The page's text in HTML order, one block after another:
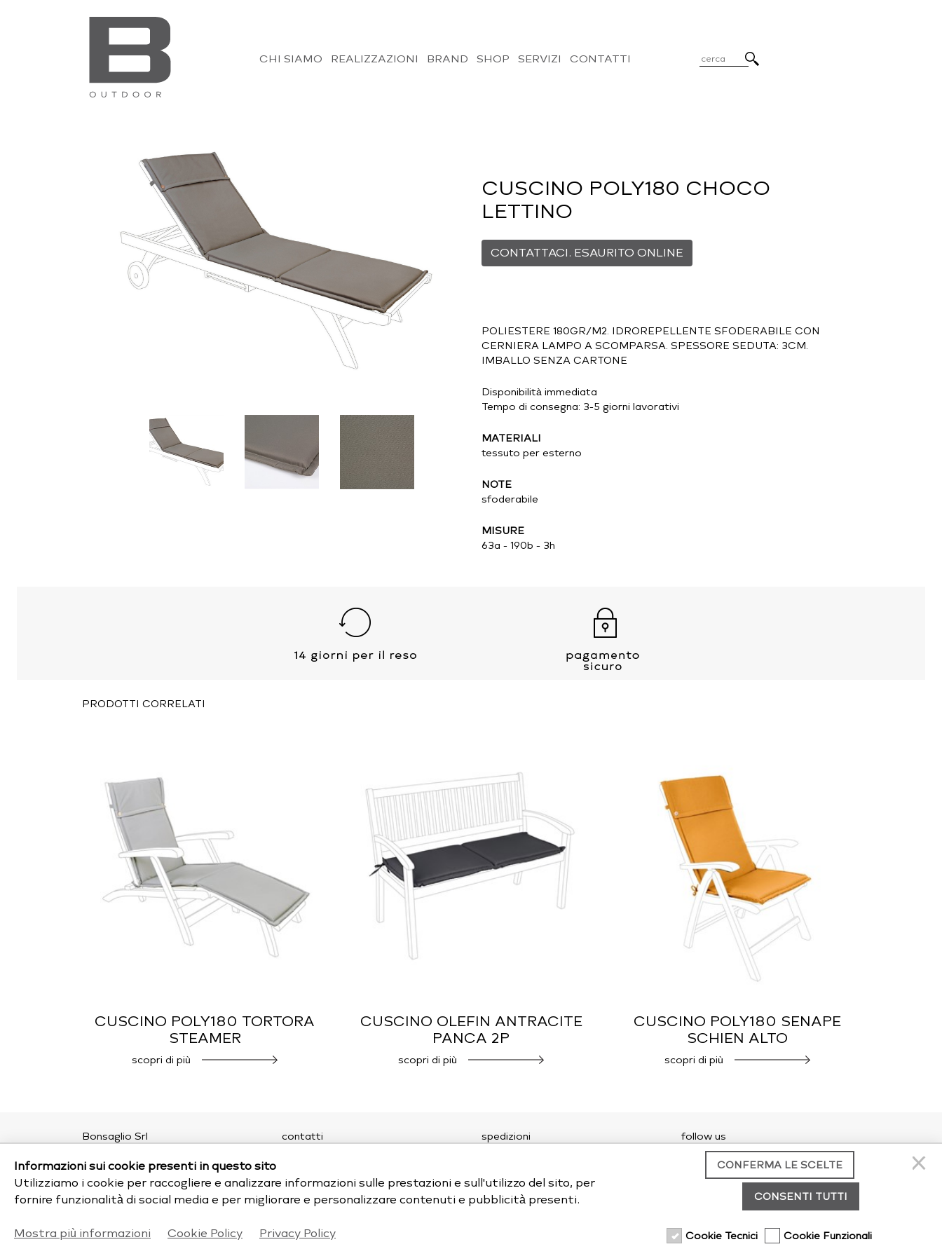
CHI SIAMO REALIZZAZIONI BRAND SHOP SERVIZI CONTATTI
CUSCINO POLY180 CHOCO
LETTINO
CONTATTACI. ESAURITO ONLINE
POLIESTERE 180GR/M2. IDROREPELLENTE SFODERABILE CON
CERNIERA LAMPO A SCOMPARSA. SPESSORE SEDUTA: 3CM.
IMBALLO SENZA CARTONE
Disponibilità immediata
Tempo di consegna: 3-5 giorni lavorativi
MATERIALI
tessuto per esterno
NOTE
sfoderabile
MISURE
63a - 190b - 3h
PRODOTTI CORRELATI
CUSCINO POLY180 TORTORA
STEAMER
scopri di più
CUSCINO OLEFIN ANTRACITE
PANCA 2P
scopri di più
CUSCINO POLY180 SENAPE
SCHIEN ALTO
scopri di più
Bonsaglio Srl
20831 Seregno (MB)
Monza Brianza
P.Iva IT00770780963
contatti
cookie policy
spedizioni follow us
CONFERMA LE SCELTE
CONSENTI TUTTI
Cookie Tecnici Cookie Funzionali
Informazioni sui cookie presenti in questo sito
Utilizziamo i cookie per raccogliere e analizzare informazioni sulle prestazioni e sull'utilizzo del sito, per
fornire funzionalità di social media e per migliorare e personalizzare contenuti e pubblicità presenti.
Mostra più informazioni Cookie Policy Privacy Policy